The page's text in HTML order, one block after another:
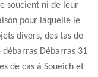
soucient ni de leur
pour laquelle le
divers, des tas de
Débarras 31
de cas à Soueich et